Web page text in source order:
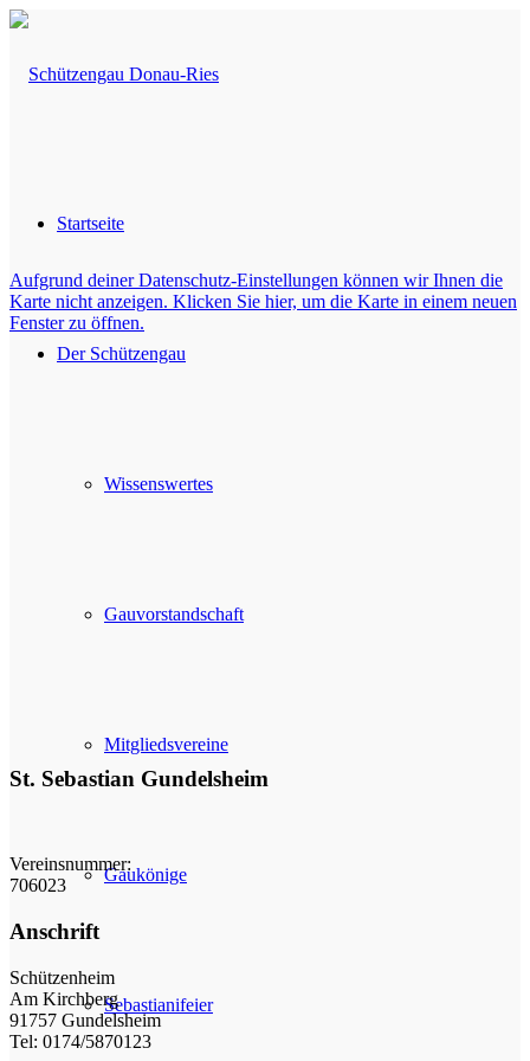
Startseite
Der Schützengau
Wissenswertes
Gauvorstandschaft
Mitgliedsvereine
Gaukönige
Sebastianifeier
Aufgrund deiner Datenschutz-Einstellungen können wir Ihnen die
Karte nicht anzeigen. Klicken Sie hier, um die Karte in einem neuen
Fenster zu öffnen.
St. Sebastian Gundelsheim
Vereinsnummer:
706023
Anschrift
Schützenheim
Am Kirchberg
91757 Gundelsheim
Tel: 0174/5870123